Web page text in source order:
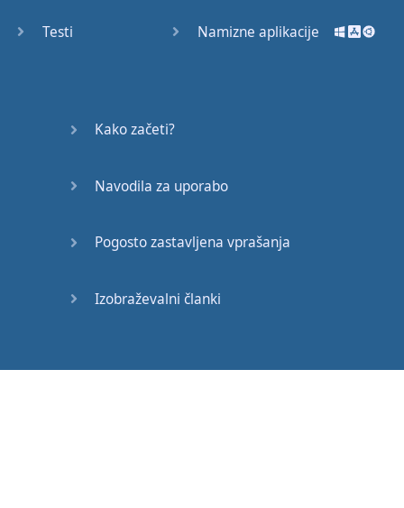
Testi Namizne aplikacije
Kako začeti?
Navodila za uporabo
Pogosto zastavljena vprašanja
Izobraževalni članki